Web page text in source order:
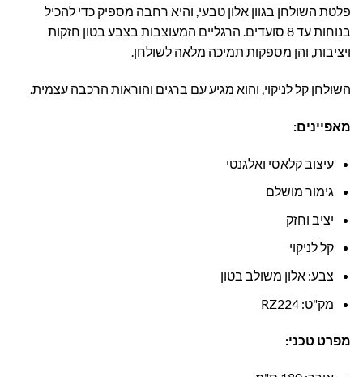
פלטת השולחן בגוון אלון טבעי, והיא רחבה מספיק כדי להכיל
בנוחות עד 8 סועדים. הרגליים המעוצבות בצבע בטון חזקות
ויציבות, והן מספקות תמיכה מלאה לשולחן.
השולחן קל לניקוי, והוא מגיע עם ברגים והוראות הרכבה עצמית.
מאפיינים:
עיצוב קלאסי ואלגנטי
גימור מושלם
יציב וחזק
קל לניקוי
צבע: אלון משולב בטון
מק"ט: RZ224
מפרט טכני: